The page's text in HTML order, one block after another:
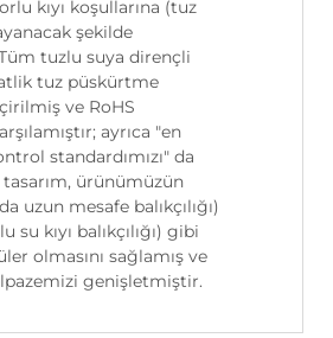
kıyı koşullarına (tuz
şekilde
tuzlu suya dirençli
tuz püskürtme
ve RoHS
ayrıca "en
standardımızı" da
tasarım, ürünümüzün
uzun mesafe balıkçılığı)
su kıyı balıkçılığı) gibi
olmasını sağlamış ve
genişletmiştir.